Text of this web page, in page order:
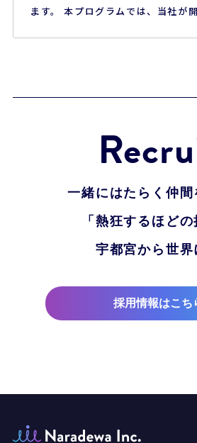
ます。 本プログラムでは、当社が
における住民の声は、アンケート
一緒にはたらく仲間
「熱狂するほどの
宇都宮から世界
採用情報はこち